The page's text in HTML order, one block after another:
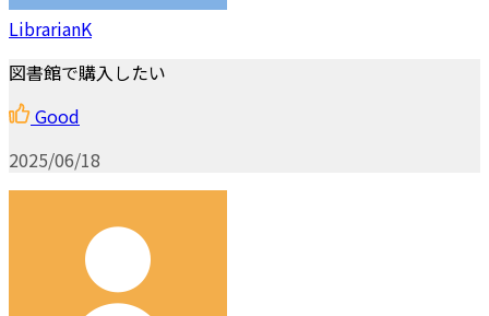
LibrarianK
図書館で購入したい
Good
2025/06/18